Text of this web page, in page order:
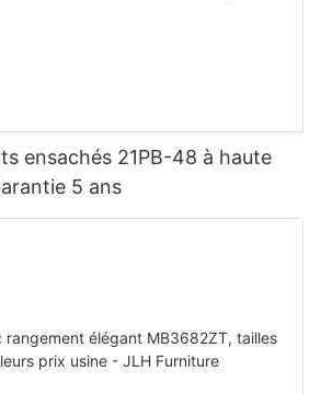
ensachés 21PB-48 à haute
5 ans